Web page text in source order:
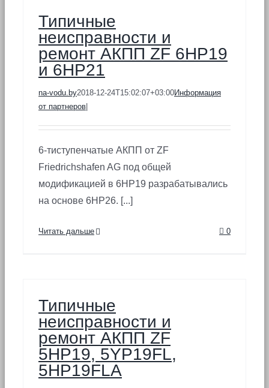
Типичные
неисправности и
ремонт АКПП ZF 6HP19
и 6HP21
na-vodu.by2018-12-24T15:02:07+03:00Информация
от партнеров
6-тиступенчатые АКПП от ZF
Friedrichshafen AG под общей
модификацией в 6HP19 разрабатывались
на основе 6HP26. [...]
Читать дальше 0
Типичные
неисправности и
ремонт АКПП ZF
5HP19, 5YP19FL,
5HP19FLA